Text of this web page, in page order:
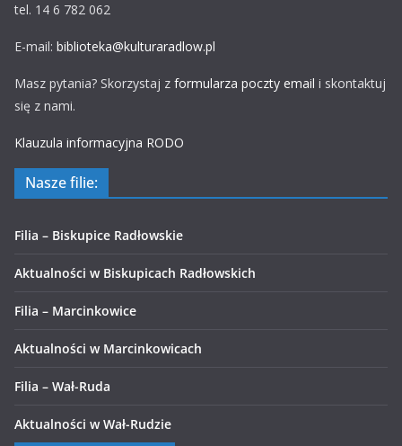
tel. 14 6 782 062
E-mail: biblioteka@kulturaradlow.pl
Masz pytania? Skorzystaj z formularza poczty email i skontaktuj
się z nami.
Klauzula informacyjna RODO
Nasze filie:
Filia – Biskupice Radłowskie
Aktualności w Biskupicach Radłowskich
Filia – Marcinkowice
Aktualności w Marcinkowicach
Filia – Wał-Ruda
Aktualności w Wał-Rudzie